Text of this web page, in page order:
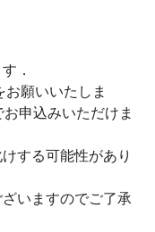
．
願いいたしま
申込みいただけま
する可能性があり
いますのでご了承